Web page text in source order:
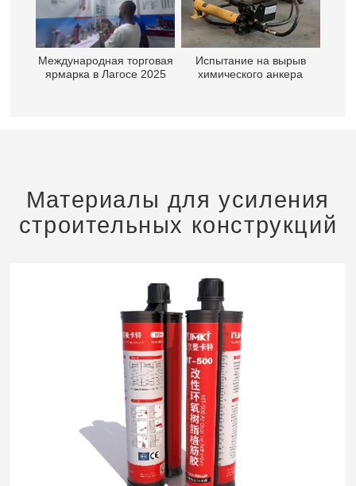
Международная торговая
ярмарка в Лагосе 2025
Испытание на вырыв
химического анкера
Материалы для усиления
строительных конструкций